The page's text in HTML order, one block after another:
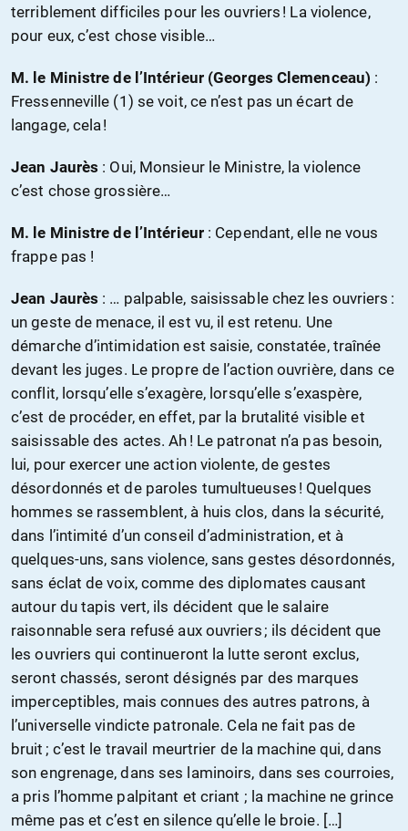
terriblement difficiles pour les ouvriers ! La violence,
pour eux, c’est chose visible…
M. le Ministre de l’Intérieur (Georges Clemenceau) :
Fressenneville (1) se voit, ce n’est pas un écart de
langage, cela !
Jean Jaurès : Oui, Monsieur le Ministre, la violence
c’est chose grossière…
M. le Ministre de l’Intérieur: Cependant, elle ne vous
frappe pas !
Jean Jaurès : … palpable, saisissable chez les ouvriers :
un geste de menace, il est vu, il est retenu. Une
démarche d’intimidation est saisie, constatée, traînée
devant les juges. Le propre de l’action ouvrière, dans ce
conflit, lorsqu’elle s’exagère, lorsqu’elle s’exaspère,
c’est de procéder, en effet, par la brutalité visible et
saisissable des actes. Ah ! Le patronat n’a pas besoin,
lui, pour exercer une action violente, de gestes
désordonnés et de paroles tumultueuses ! Quelques
hommes se rassemblent, à huis clos, dans la sécurité,
dans l’intimité d’un conseil d’administration, et à
quelques-uns, sans violence, sans gestes désordonnés,
sans éclat de voix, comme des diplomates causant
autour du tapis vert, ils décident que le salaire
raisonnable sera refusé aux ouvriers ; ils décident que
les ouvriers qui continueront la lutte seront exclus,
seront chassés, seront désignés par des marques
imperceptibles, mais connues des autres patrons, à
l’universelle vindicte patronale. Cela ne fait pas de
bruit ; c’est le travail meurtrier de la machine qui, dans
son engrenage, dans ses laminoirs, dans ses courroies,
a pris l’homme palpitant et criant ; la machine ne grince
même pas et c’est en silence qu’elle le broie. […]